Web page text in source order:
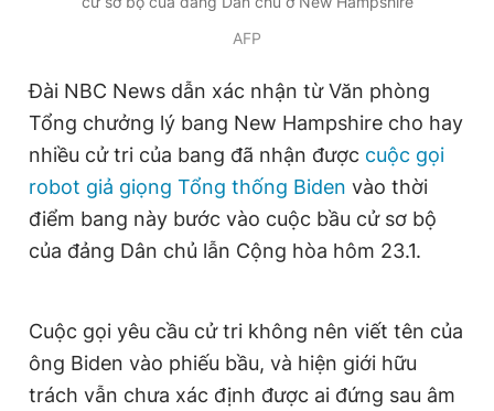
Theo dõi báo trên
0906 645 777 0908 780 404
Đặt báo Quảng cáo RSS Tòa soạn Chính sách bảo
Tổng biên tập: Nguyễn Ngọc Toàn
Phó tổng biên tập thường trực: Hải Thành
Phó tổng biên tập: Lâm Hiếu Dũng
Phó tổng biên tập: Trần Việt Hưng
© 2003-2026 Bản quyền thuộc về Báo Thanh Niên. Cấm sao
chép dưới mọi hình thức nếu không có sự chấp thuận bằng văn
bản. Phát triển bởi ePi Technologies, JSC.
AFP
Đài NBC News dẫn xác nhận từ Văn phòng
Tổng chưởng lý bang New Hampshire cho hay
nhiều cử tri của bang đã nhận được cuộc gọi
robot giả giọng Tổng thống Biden vào thời
điểm bang này bước vào cuộc bầu cử sơ bộ
của đảng Dân chủ lẫn Cộng hòa hôm 23.1.
Cuộc gọi yêu cầu cử tri không nên viết tên của
ông Biden vào phiếu bầu, và hiện giới hữu
trách vẫn chưa xác định được ai đứng sau âm